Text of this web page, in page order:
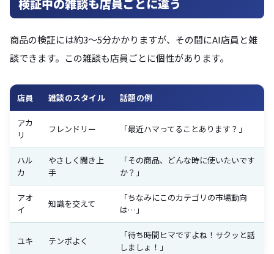
検証中の雑談も店員ごとに違う
商品の検証には約3〜5分かかりますが、その間にAI店員と雑
談できます。この雑談も店員ごとに個性があります。
店員 雑談のスタイル 話題の例
アカ
リ
フレンドリー 「最近ハマってることあります？」
ハル
カ
やさしく聞き上
手
「その商品、どんな時に使いたいです
か？」
アオ
イ
知識を交えて
「ちなみにこのカテゴリの市場動向
は…」
ユキ テンポよく
「待ち時間ヒマですよね！サクッと話
しましょ！」